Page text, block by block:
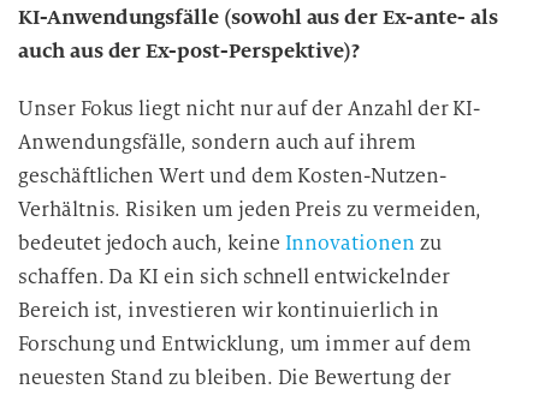
KI-Anwendungsfälle (sowohl aus der Ex-ante- als
auch aus der Ex-post-Perspektive)?
Unser Fokus liegt nicht nur auf der Anzahl der KI-
Anwendungsfälle, sondern auch auf ihrem
geschäftlichen Wert und dem Kosten-Nutzen-
Verhältnis. Risiken um jeden Preis zu vermeiden,
bedeutet jedoch auch, keine Innovationen zu
schaffen. Da KI ein sich schnell entwickelnder
Bereich ist, investieren wir kontinuierlich in
Forschung und Entwicklung, um immer auf dem
neuesten Stand zu bleiben. Die Bewertung der